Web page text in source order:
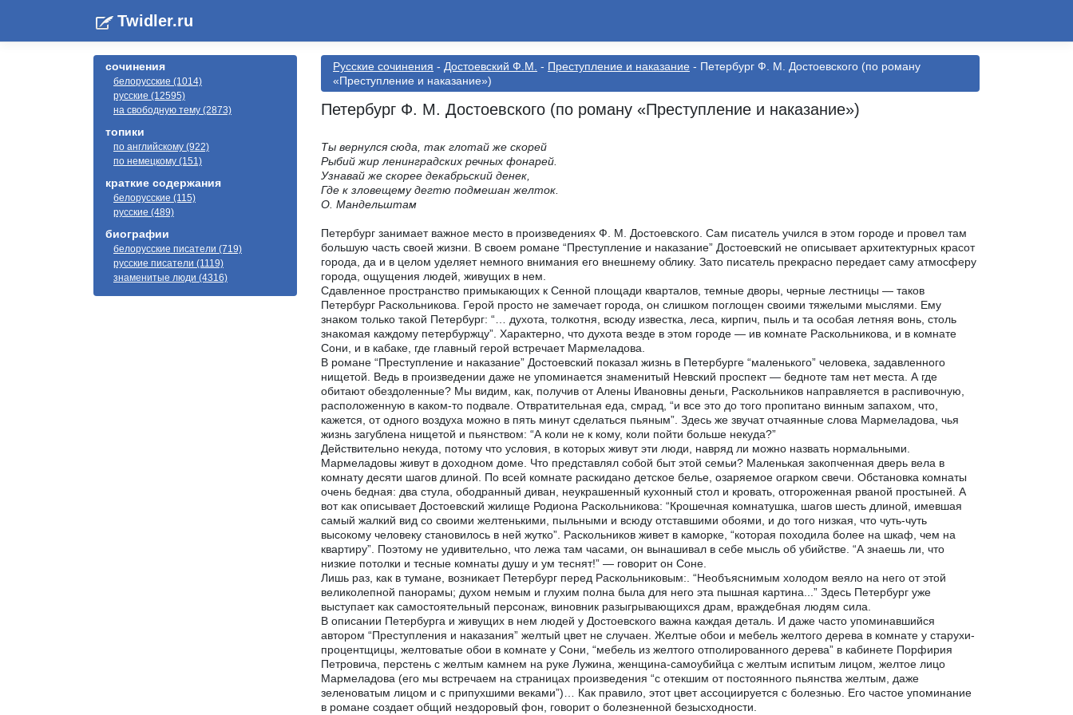
Twidler.ru
сочинения
белорусские (1014)
русские (12595)
на свободную тему (2873)
топики
по английскому (922)
по немецкому (151)
краткие содержания
белорусские (115)
русские (489)
биографии
белорусские писатели (719)
русские писатели (1119)
знаменитые люди (4316)
Русские сочинения - Достоевский Ф.М. - Преступление и наказание - Петербург Ф. М. Достоевского (по роману
«Преступление и наказание»)
Петербург Ф. М. Достоевского (по роману «Преступление и наказание»)
Ты вернулся сюда, так глотай же скорей
Рыбий жир ленинградских речных фонарей.
Узнавай же скорее декабрьский денек,
Где к зловещему дегтю подмешан желток.
О. Мандельштам
Петербург занимает важное место в произведениях Ф. М. Достоевского. Сам писатель учился в этом городе и провел там
большую часть своей жизни. В своем романе “Преступление и наказание” Достоевский не описывает архитектурных красот
города, да и в целом уделяет немного внимания его внешнему облику. Зато писатель прекрасно передает саму атмосферу
города, ощущения людей, живущих в нем.
Сдавленное пространство примыкающих к Сенной площади кварталов, темные дворы, черные лестницы — таков
Петербург Раскольникова. Герой просто не замечает города, он слишком поглощен своими тяжелыми мыслями. Ему
знаком только такой Петербург: “… духота, толкотня, всюду известка, леса, кирпич, пыль и та особая летняя вонь, столь
знакомая каждому петербуржцу”. Характерно, что духота везде в этом городе — ив комнате Раскольникова, и в комнате
Сони, и в кабаке, где главный герой встречает Мармеладова.
В романе “Преступление и наказание” Достоевский показал жизнь в Петербурге “маленького” человека, задавленного
нищетой. Ведь в произведении даже не упоминается знаменитый Невский проспект — бедноте там нет места. А где
обитают обездоленные? Мы видим, как, получив от Алены Ивановны деньги, Раскольников направляется в распивочную,
расположенную в каком-то подвале. Отвратительная еда, смрад, “и все это до того пропитано винным запахом, что,
кажется, от одного воздуха можно в пять минут сделаться пьяным”. Здесь же звучат отчаянные слова Мармеладова, чья
жизнь загублена нищетой и пьянством: “А коли не к кому, коли пойти больше некуда?”
Действительно некуда, потому что условия, в которых живут эти люди, навряд ли можно назвать нормальными.
Мармеладовы живут в доходном доме. Что представлял собой быт этой семьи? Маленькая закопченная дверь вела в
комнату десяти шагов длиной. По всей комнате раскидано детское белье, озаряемое огарком свечи. Обстановка комнаты
очень бедная: два стула, ободранный диван, неукрашенный кухонный стол и кровать, отгороженная рваной простыней. А
вот как описывает Достоевский жилище Родиона Раскольникова: “Крошечная комнатушка, шагов шесть длиной, имевшая
самый жалкий вид со своими желтенькими, пыльными и всюду отставшими обоями, и до того низкая, что чуть-чуть
высокому человеку становилось в ней жутко”. Раскольников живет в каморке, “которая походила более на шкаф, чем на
квартиру”. Поэтому не удивительно, что лежа там часами, он вынашивал в себе мысль об убийстве. “А знаешь ли, что
низкие потолки и тесные комнаты душу и ум теснят!” — говорит он Соне.
Лишь раз, как в тумане, возникает Петербург перед Раскольниковым:. “Необъяснимым холодом веяло на него от этой
великолепной панорамы; духом немым и глухим полна была для него эта пышная картина...” Здесь Петербург уже
выступает как самостоятельный персонаж, виновник разыгрывающихся драм, враждебная людям сила.
В описании Петербурга и живущих в нем людей у Достоевского важна каждая деталь. И даже часто упоминавшийся
автором “Преступления и наказания” желтый цвет не случаен. Желтые обои и мебель желтого дерева в комнате у старухи-
процентщицы, желтоватые обои в комнате у Сони, “мебель из желтого отполированного дерева” в кабинете Порфирия
Петровича, перстень с желтым камнем на руке Лужина, женщина-самоубийца с желтым испитым лицом, желтое лицо
Мармеладова (его мы встречаем на страницах произведения “с отекшим от постоянного пьянства желтым, даже
зеленоватым лицом и с припухшими веками”)… Как правило, этот цвет ассоциируется с болезнью. Его частое упоминание
в романе создает общий нездоровый фон, говорит о болезненной безысходности.